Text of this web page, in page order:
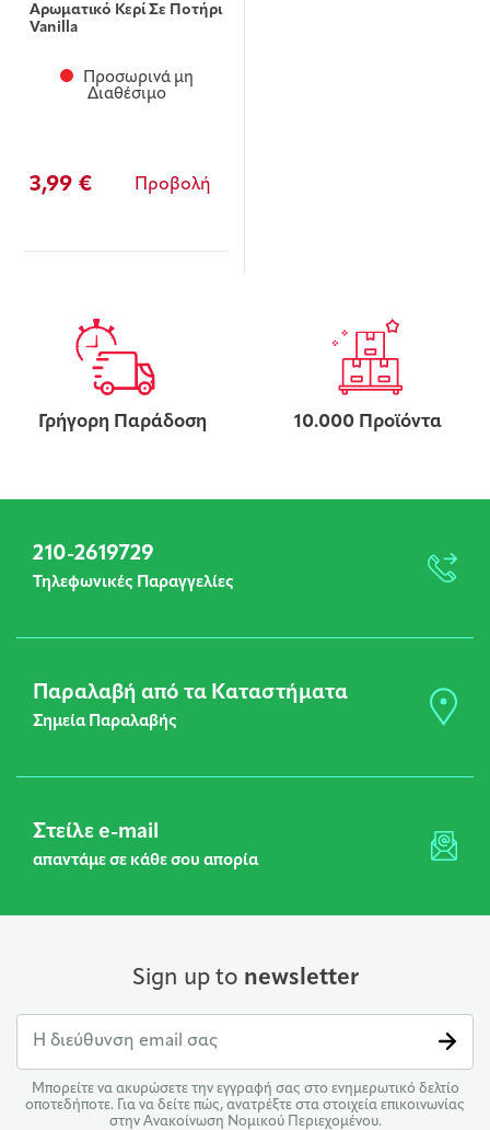
Αρωματικό Κερί Σε Ποτήρι
Vanilla
Προσωρινά μη
Διαθέσιμο
3,99 € Προβολή
Γρήγορη Παράδοση 10.000 Προϊόντα
210-2619729
Τηλεφωνικές Παραγγελίες
Παραλαβή από τα Καταστήματα
Σημεία Παραλαβής
Στείλε e-mail
απαντάμε σε κάθε σου απορία
Sign up to newsletter
Μπορείτε να ακυρώσετε την εγγραφή σας στο ενημερωτικό δελτίο
οποτεδήποτε. Για να δείτε πώς, ανατρέξτε στα στοιχεία επικοινωνίας
στην Ανακοίνωση Νομικού Περιεχομένου.